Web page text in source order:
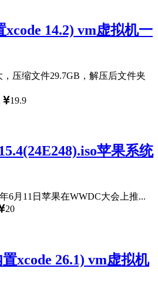
xcode 14.2) vm虚拟机一
缩文件29.7GB，解压后文件夹
19.9
苹果系统
年6月11日苹果在WWDC大会上推...
20
xcode 26.1) vm虚拟机